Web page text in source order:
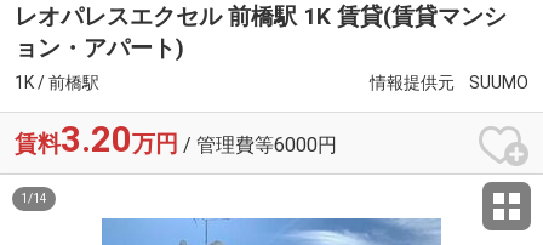
レオパレスエクセル 前橋駅 1K 賃貸(賃貸マンシ
ョン・アパート)
1K / 前橋駅 情報提供元 SUUMO
賃料3.20万円 / 管理費等6000円
1 /14